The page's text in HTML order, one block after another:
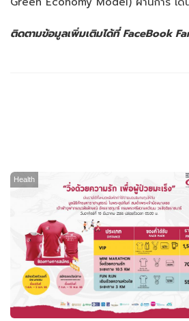
ติดตามข้อมูลเพิ่มเติมได้ที่FaceBook
Health